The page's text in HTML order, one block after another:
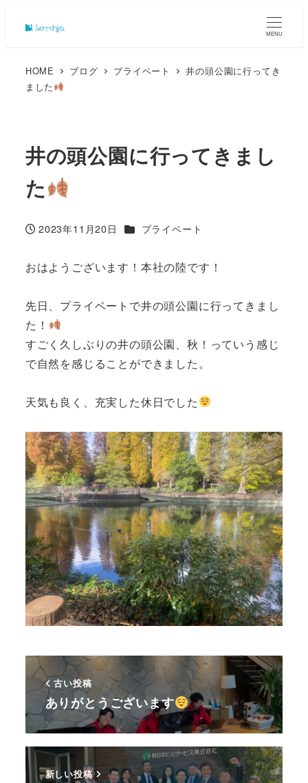
MENU
HOME ブログ プライベート
井の頭公園に行ってき
ました
井の頭公園に行ってきまし
た
投稿日
2023年11月20日 カテゴリー
プライベート
おはようございます！本社の陸です！
先日、プライベートで井の頭公園に行ってきまし
た！
すごく久しぶりの井の頭公園、秋！っていう感じ
で自然を感じることができました。
天気も良く、充実した休日でした
古い投稿
ありがとうございます
新しい投稿